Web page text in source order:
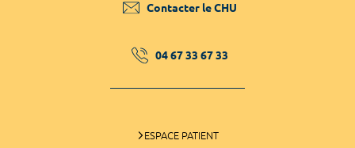
Contacter le CHU
04 67 33 67 33
ESPACE PATIENT